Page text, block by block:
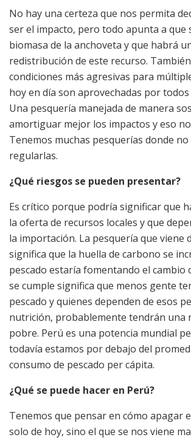
No hay una certeza que nos permita
ser el impacto, pero todo apunta a que
biomasa de la anchoveta y que habrá
redistribución de este recurso.
condiciones más agresivas para
hoy en día son aprovechadas por
Una pesquería manejada de manera
amortiguar mejor los impactos y eso
Tenemos muchas pesquerías donde
regularlas.
¿Qué riesgos se pueden presentar?
Es crítico porque podría significar que
la oferta de recursos locales y que
la importación. La pesquería que viene
significa que la huella de carbono se
pescado estaría fomentando el cambio
se cumple significa que menos gente
pescado y quienes dependen de esos
nutrición, probablemente tendrán una
pobre. Perú es una potencia mundial
todavía estamos por debajo del
consumo de pescado per cápita.
¿Qué se puede hacer en Perú?
Tenemos que pensar en cómo apagar
solo de hoy, sino el que se nos viene